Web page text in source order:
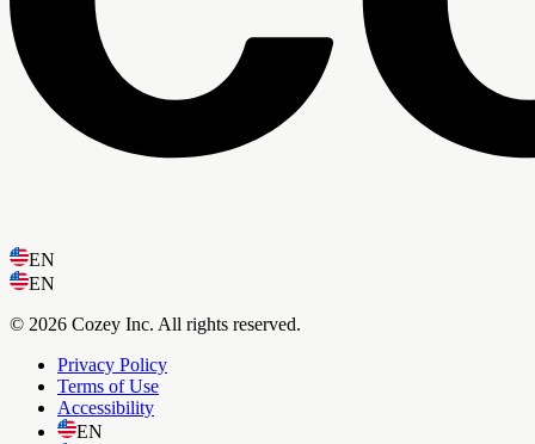
EN
EN
© 2026 Cozey Inc. All rights reserved.
Privacy Policy
Terms of Use
Accessibility
EN